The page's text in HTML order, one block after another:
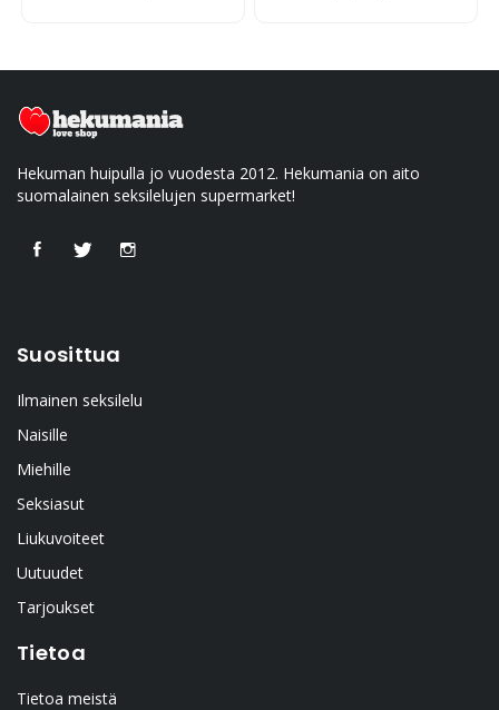
Hekuman huipulla jo vuodesta 2012. Hekumania on aito
suomalainen seksilelujen supermarket!
Suosittua
Ilmainen seksilelu
Naisille
Miehille
Seksiasut
Liukuvoiteet
Uutuudet
Tarjoukset
Tietoa
Tietoa meistä